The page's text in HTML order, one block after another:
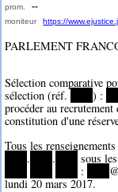
prom. --
moniteur https://
PARLEMENT
Sélection comparative
sélection (réf.
****) :
procéder au
constitution d'une
Tous les
. .
sous
: @
lundi 20 mars 2017.